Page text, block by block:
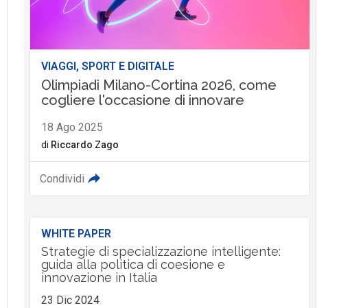
VIAGGI, SPORT E DIGITALE
Olimpiadi Milano-Cortina 2026, come
cogliere l'occasione di innovare
18 Ago 2025
di Riccardo Zago
Condividi
WHITE PAPER
Strategie di specializzazione intelligente:
guida alla politica di coesione e
innovazione in Italia
23 Dic 2024